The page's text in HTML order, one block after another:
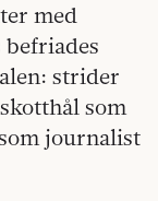
med
strider
som
journalist